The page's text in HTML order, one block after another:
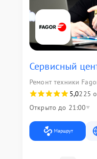
Сервисный
Ремонт техники
5,0225
Открыто до 21:00
Маршрут